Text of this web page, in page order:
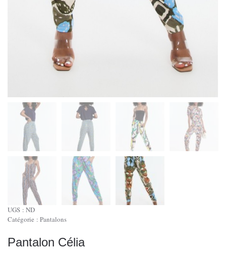
UGS : ND
Catégorie : Pantalons
Pantalon Célia